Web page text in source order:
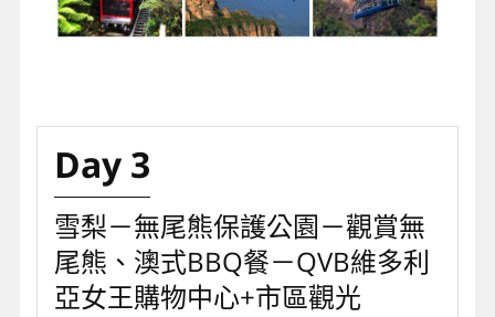
Day 3
雪梨－無尾熊保護公園－觀賞無
尾熊、澳式BBQ餐－QVB維多利
亞女王購物中心+市區觀光